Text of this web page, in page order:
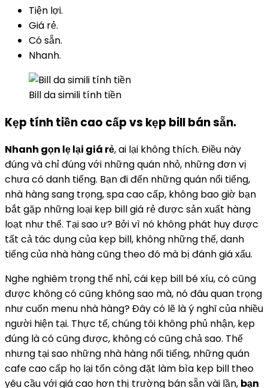
Tiện lợi.
Giá rẻ.
Có sẵn.
Nhanh.
Bill da simili tính tiền
Kẹp tính tiền cao cấp vs kẹp bill bán sẵn.
Nhanh gọn lẹ lại giá rẻ, ai lại không thích. Điều này
đúng và chỉ đúng với những quán nhỏ, những đơn vị
chưa có danh tiếng. Bạn đi đến những quán nổi tiếng,
nhà hàng sang trọng, spa cao cấp, không bao giờ bạn
bắt gặp những loại kẹp bill giá rẻ được sản xuất hàng
loạt như thế. Tại sao ư? Bởi vì nó không phát huy được
tất cả tác dụng của kẹp bill, không những thế, danh
tiếng của nhà hàng cũng theo đó mà bị đánh giá xấu.
Nghe nghiêm trọng thế nhỉ, cái kẹp bill bé xíu, có cũng
được không có cũng không sao mà, nó đâu quan trọng
như cuốn menu nhà hàng? Đây có lẽ là ý nghĩ của nhiều
người hiện tại. Thực tế, chúng tôi không phủ nhận, kẹp
đúng là có cũng được, không có cũng chả sao. Thế
nhưng tại sao những nhà hàng nổi tiếng, những quán
cafe cao cấp họ lại tốn công đặt làm bìa kẹp bill theo
yêu cầu với giá cao hơn thị trường bán sẵn vài lần, bạn